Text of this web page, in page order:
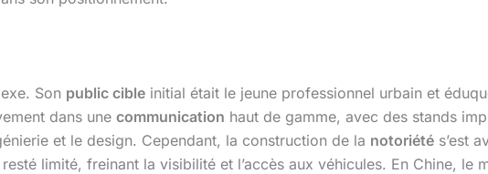
Son public cible initial était le jeune professionnel urbain et
dans une communication haut de gamme, avec des stands
et le design. Cependant, la construction de la notoriété s’est
limité, freinant la visibilité et l’accès aux véhicules. En Chine, le